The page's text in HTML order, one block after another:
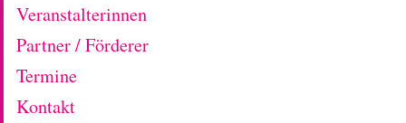
Veranstalterinnen
Partner / Förderer
Termine
Kontakt